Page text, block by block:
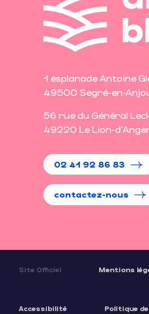
1 esplanade Antoine
49500 Segré-en-
56 rue du Général
49220 Le Lion-
02 41 92 86 83
contactez-nous
Site Officiel Mentions
Accessibilité Politique